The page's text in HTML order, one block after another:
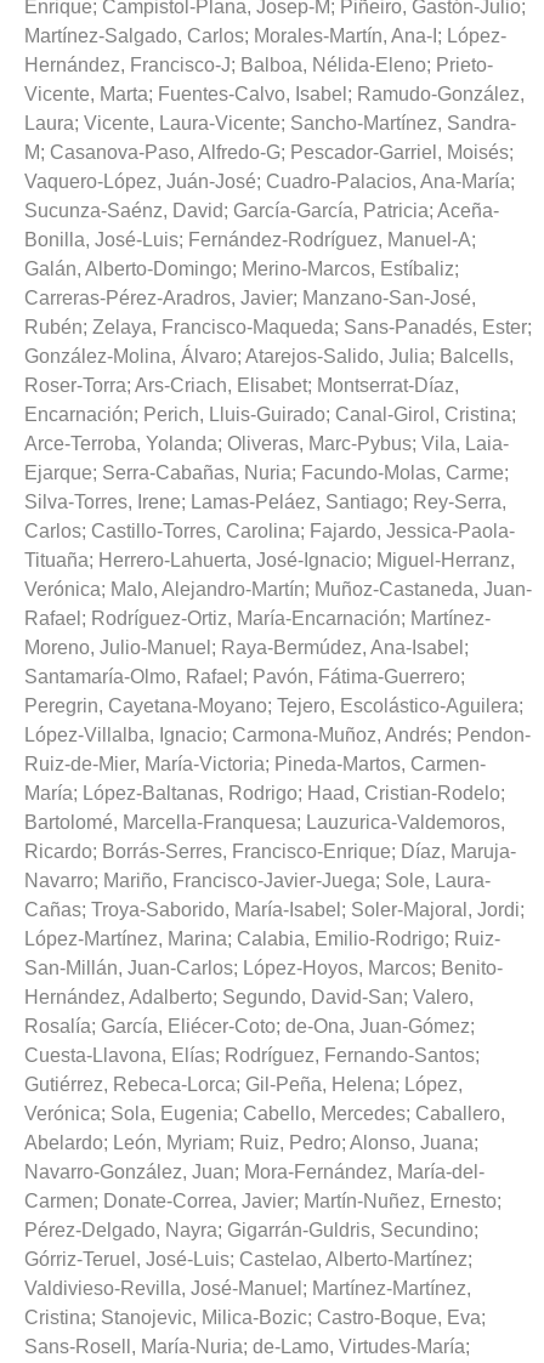
Enrique; Campistol-Plana, Josep-M; Piñeiro, Gastón-Julio;
Martínez-Salgado, Carlos; Morales-Martín, Ana-I ; López-
Hernández, Francisco-J; Balboa, Nélida-Eleno; Prieto-
Vicente, Marta; Fuentes-Calvo, Isabel ; Ramudo-González,
Laura; Vicente, Laura-Vicente; Sancho-Martínez, Sandra-
M; Casanova-Paso, Alfredo-G; Pescador-Garriel, Moisés;
Vaquero-López, Juán-José; Cuadro-Palacios, Ana-María;
Sucunza-Saénz, David; García-García, Patricia; Aceña-
Bonilla, José-Luis; Fernández-Rodríguez, Manuel-A;
Galán, Alberto-Domingo; Merino-Marcos, Estíbaliz;
Carreras-Pérez-Aradros, Javier; Manzano-San-José,
Rubén; Zelaya, Francisco-Maqueda; Sans-Panadés, Ester;
González-Molina, Álvaro; Atarejos-Salido, Julia; Balcells,
Roser-Torra; Ars-Criach, Elisabet; Montserrat-Díaz,
Encarnación; Perich, Lluis-Guirado; Canal-Girol, Cristina;
Arce-Terroba, Yolanda; Oliveras, Marc-Pybus; Vila, Laia-
Ejarque; Serra-Cabañas, Nuria; Facundo-Molas, Carme;
Silva-Torres, Irene; Lamas-Peláez, Santiago; Rey-Serra,
Carlos; Castillo-Torres, Carolina; Fajardo, Jessica-Paola-
Tituaña; Herrero-Lahuerta, José-Ignacio; Miguel-Herranz,
Verónica; Malo, Alejandro-Martín; Muñoz-Castaneda, Juan-
Rafael ; Rodríguez-Ortiz, María-Encarnación; Martínez-
Moreno, Julio-Manuel ; Raya-Bermúdez, Ana-Isabel ;
Santamaría-Olmo, Rafael ; Pavón, Fátima-Guerrero;
Peregrin, Cayetana-Moyano; Tejero, Escolástico-Aguilera;
López-Villalba, Ignacio; Carmona-Muñoz, Andrés; Pendon-
Ruiz-de-Mier, María-Victoria; Pineda-Martos, Carmen-
María; López-Baltanas, Rodrigo; Haad, Cristian-Rodelo;
Bartolomé, Marcella-Franquesa; Lauzurica-Valdemoros,
Ricardo; Borrás-Serres, Francisco-Enrique; Díaz, Maruja-
Navarro; Mariño, Francisco-Javier-Juega; Sole, Laura-
Cañas; Troya-Saborido, María-Isabel ; Soler-Majoral, Jordi;
López-Martínez, Marina; Calabia, Emilio-Rodrigo; Ruiz-
San-Millán, Juan-Carlos; López-Hoyos, Marcos; Benito-
Hernández, Adalberto; Segundo, David-San; Valero,
Rosalía; García, Eliécer-Coto; de-Ona, Juan-Gómez;
Cuesta-Llavona, Elías; Rodríguez, Fernando-Santos;
Gutiérrez, Rebeca-Lorca; Gil-Peña, Helena; López,
Verónica; Sola, Eugenia; Cabello, Mercedes; Caballero,
Abelardo; León, Myriam; Ruiz, Pedro; Alonso, Juana;
Navarro-González, Juan; Mora-Fernández, María-del-
Carmen; Donate-Correa, Javier; Martín-Nuñez, Ernesto;
Pérez-Delgado, Nayra; Gigarrán-Guldris, Secundino;
Górriz-Teruel, José-Luis; Castelao, Alberto-Martínez;
Valdivieso-Revilla, José-Manuel ; Martínez-Martínez,
Cristina; Stanojevic, Milica-Bozic; Castro-Boque, Eva;
Sans-Rosell, María-Nuria; de-Lamo, Virtudes-María;